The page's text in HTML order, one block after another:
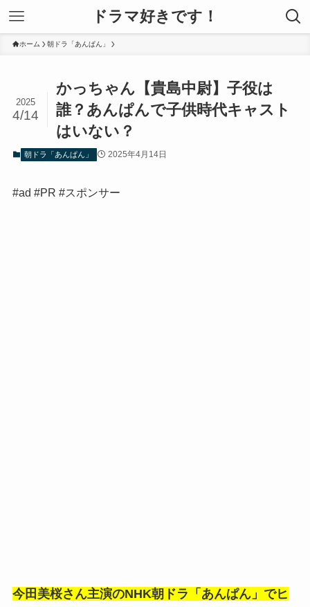
ドラマ好きです！
ホーム 朝ドラ「あんぱん」
かっちゃん【貴島中尉】子役は
誰？あんぱんで子供時代キャスト
はいない？
2025
4/14
朝ドラ「あんぱん」 2025年4月14日
#ad #PR #スポンサー
今田美桜さん主演のNHK朝ドラ「あんぱん」でヒ